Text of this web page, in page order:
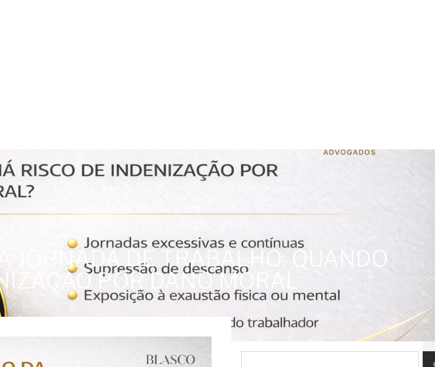
JORNADA DE TRABALHO: QUANDO
POR DANO MORAL